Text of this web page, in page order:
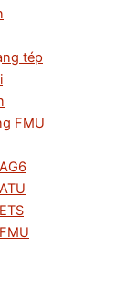
tép
FMU